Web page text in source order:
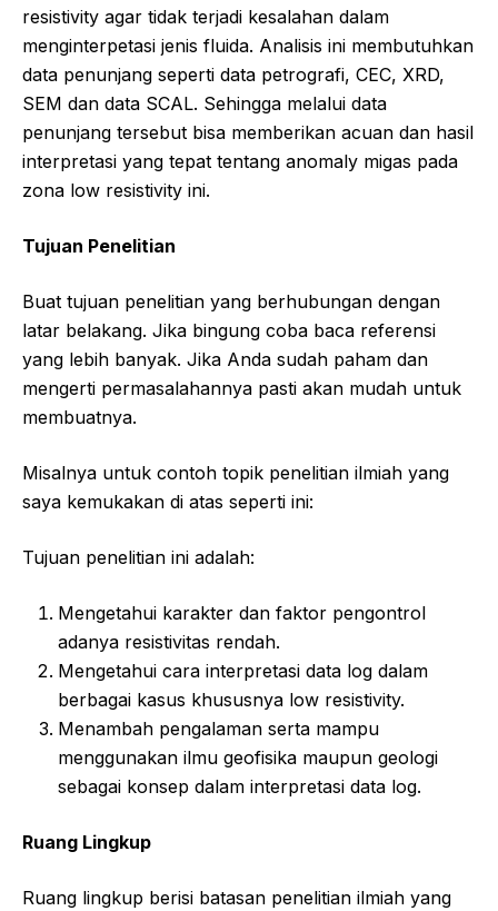
resistivity agar tidak terjadi kesalahan dalam
menginterpetasi jenis fluida. Analisis ini membutuhkan
data penunjang seperti data petrografi, CEC, XRD,
SEM dan data SCAL. Sehingga melalui data
penunjang tersebut bisa memberikan acuan dan hasil
interpretasi yang tepat tentang anomaly migas pada
zona low resistivity ini.
Tujuan Penelitian
Buat tujuan penelitian yang berhubungan dengan
latar belakang. Jika bingung coba baca referensi
yang lebih banyak. Jika Anda sudah paham dan
mengerti permasalahannya pasti akan mudah untuk
membuatnya.
Misalnya untuk contoh topik penelitian ilmiah yang
saya kemukakan di atas seperti ini:
Tujuan penelitian ini adalah:
Mengetahui karakter dan faktor pengontrol
adanya resistivitas rendah.
Mengetahui cara interpretasi data log dalam
berbagai kasus khususnya low resistivity.
Menambah pengalaman serta mampu
menggunakan ilmu geofisika maupun geologi
sebagai konsep dalam interpretasi data log.
Ruang Lingkup
Ruang lingkup berisi batasan penelitian ilmiah yang